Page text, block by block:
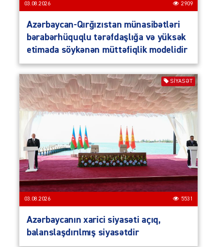
03.08.2026 2909
Azərbaycan-Qırğızıstan münasibətləri
bərabərhüquqlu tərəfdaşlığa və yüksək
etimada söykənən müttəfiqlik modelidir
SIYASƏT
03.08.2026 5531
Azərbaycanın xarici siyasəti açıq,
balanslaşdırılmış siyasətdir